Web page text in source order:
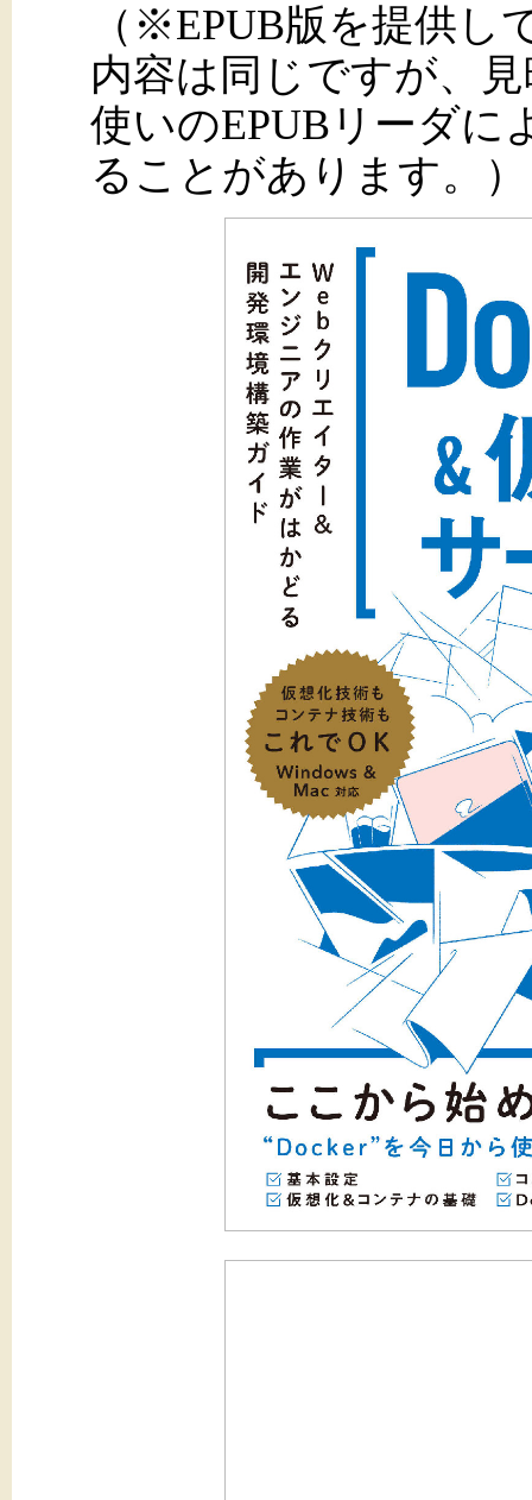
（※EPUB版を提供し
内容は同じですが、
使いのEPUBリーダに
ることがあります。）